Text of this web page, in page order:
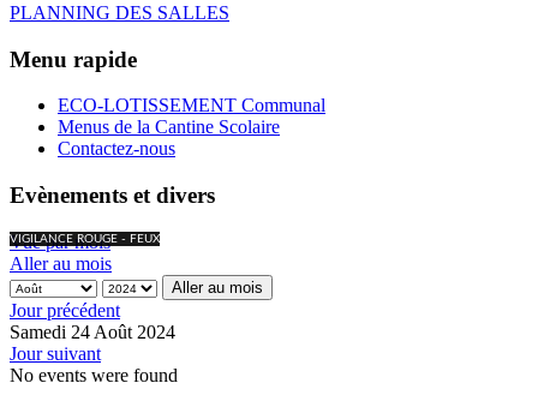
PLANNING DES SALLES
Menu rapide
ECO-LOTISSEMENT Communal
Menus de la Cantine Scolaire
Contactez-nous
Evènements et divers
VIGILANCE ROUGE - FEUX
Vue par mois
Aller au mois
Aller au mois
Jour précédent
Samedi 24 Août 2024
Jour suivant
No events were found